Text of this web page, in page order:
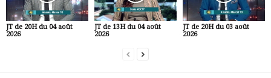
JT de 20H du 04 août
2026
JT de 13H du 04 août
2026
JT de 20H du 03 août
2026